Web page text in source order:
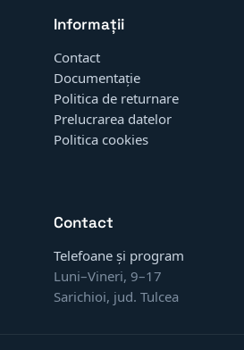
Informații
Contact
Documentație
Politica de returnare
Prelucrarea datelor
Politica cookies
Contact
Telefoane și program
Luni–Vineri, 9–17
Sarichioi, jud. Tulcea